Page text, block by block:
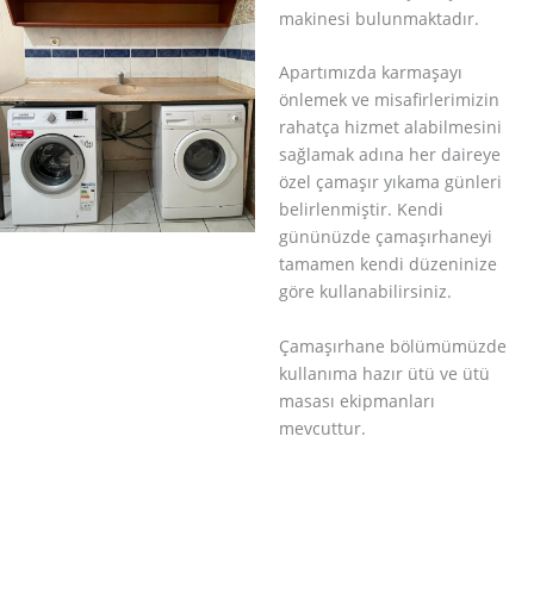
makinesi bulunmaktadır.
Apartımızda karmaşayı
önlemek ve misafirlerimizin
rahatça hizmet alabilmesini
sağlamak adına her daireye
özel çamaşır yıkama günleri
belirlenmiştir. Kendi
gününüzde çamaşırhaneyi
tamamen kendi düzeninize
göre kullanabilirsiniz.
Çamaşırhane bölümümüzde
kullanıma hazır ütü ve ütü
masası ekipmanları
mevcuttur.